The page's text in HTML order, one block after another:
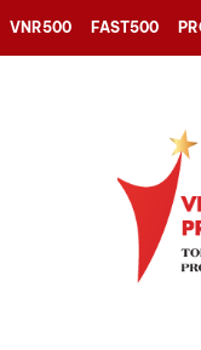
VNR500 FAST500